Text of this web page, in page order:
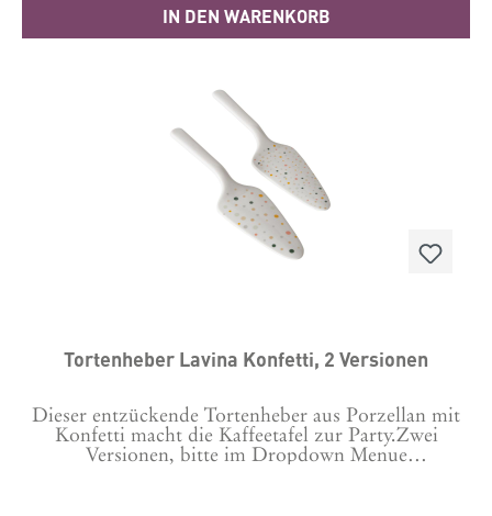
IN DEN WARENKORB
Tortenheber Lavina Konfetti, 2 Versionen
Dieser entzückende Tortenheber aus Porzellan mit
Konfetti macht die Kaffeetafel zur Party.Zwei
Versionen, bitte im Dropdown Menue